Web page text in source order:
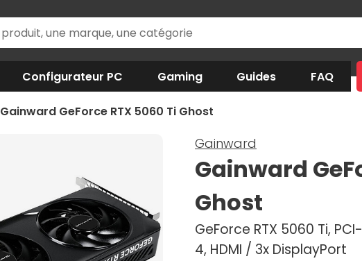
Configurateur PC Gaming Guides FAQ
Gainward GeForce RTX 5060 Ti Ghost
Gainward
Gainward
Ghost
GeForce RTX 5060 Ti,
4, HDMI / 3x DisplayPort